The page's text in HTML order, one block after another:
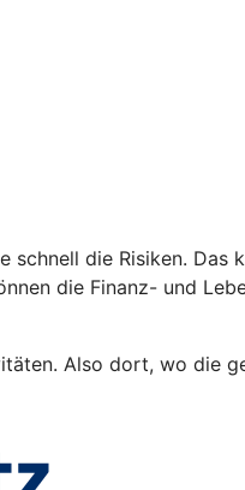
schnell die Risiken. Das
die Finanz- und
Also dort, wo die